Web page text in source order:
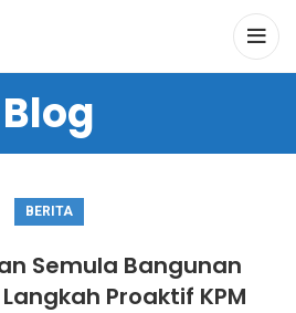
Blog
BERITA
Semula Bangunan
Proaktif KPM